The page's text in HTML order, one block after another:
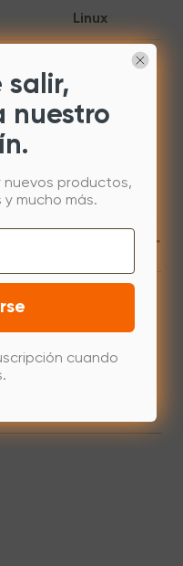
Linux
+
salir,
nuestro
nuevos productos,
mucho más.
cuando